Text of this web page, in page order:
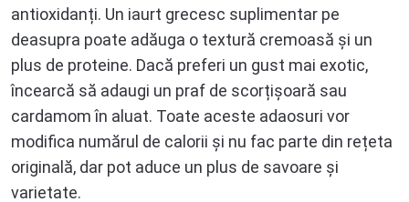
antioxidanți. Un iaurt grecesc suplimentar pe
deasupra poate adăuga o textură cremoasă și un
plus de proteine. Dacă preferi un gust mai exotic,
încearcă să adaugi un praf de scorțișoară sau
cardamom în aluat. Toate aceste adaosuri vor
modifica numărul de calorii și nu fac parte din rețeta
originală, dar pot aduce un plus de savoare și
varietate.